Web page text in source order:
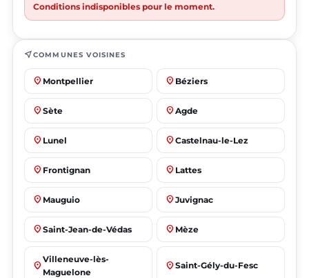
Conditions indisponibles pour le moment.
near_meCOMMUNES VOISINES
place Montpellier place Béziers
place Sète place Agde
place Lunel place Castelnau-le-Lez
place Frontignan place Lattes
place Mauguio place Juvignac
place Saint-Jean-de-Védas place Mèze
place
Villeneuve-lès-
Maguelone
place Saint-Gély-du-Fesc